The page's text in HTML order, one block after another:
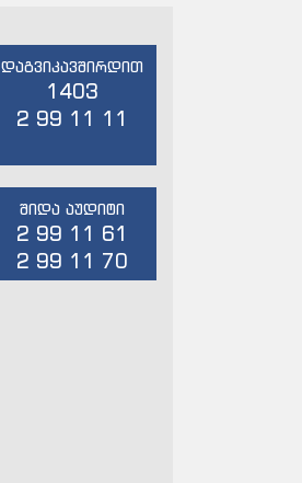
დაგვიკავშირდით
1403
2 99 11 11
შიდა აუდიტი
2 99 11 61
2 99 11 70